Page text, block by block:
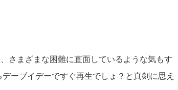
さまざまな困難に直面しているような気もす
ーブイデーですぐ再生でしょ？と真剣に思え